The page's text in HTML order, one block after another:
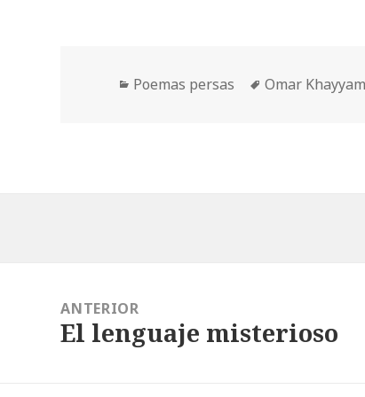
Categorías
Poemas persas Etiquetas
Omar Khayyam
entradas
ANTERIOR
Entrada
El lenguaje misterioso